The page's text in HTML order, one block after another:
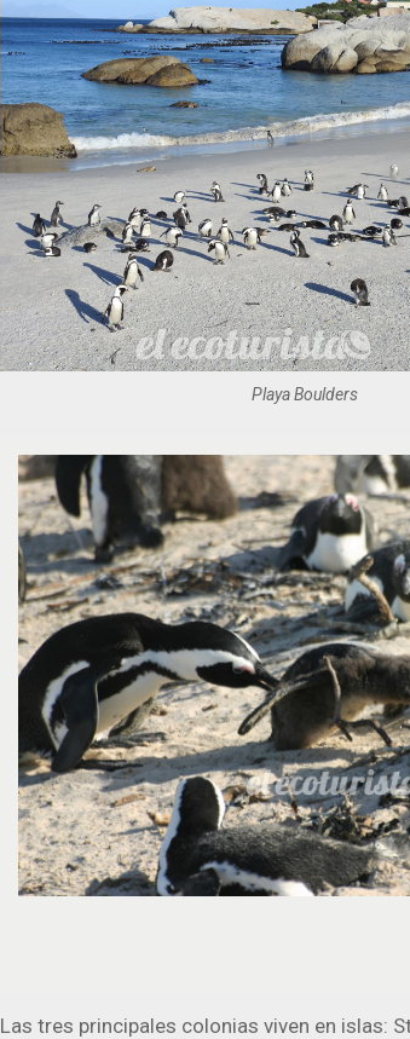
Playa Boulders
Las tres principales colonias viven en islas: